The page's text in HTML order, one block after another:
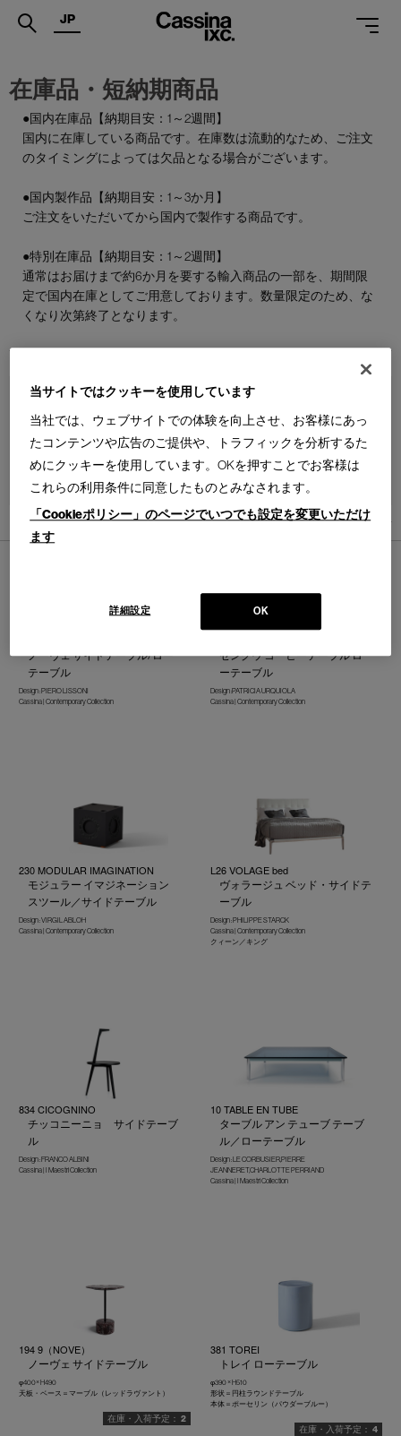
.
SERVICES
MAGAZINE
SUPPORT
SHOPS
CATALOGUES
ONLINE STORE
JP
在庫品・短納期商品
●国内在庫品【納期目安：1～2週間】
国内に在庫している商品です。在庫数は流動的なため、ご注文
のタイミングによっては欠品となる場合がございます。
●国内製作品【納期目安：1～3か月】
ご注文をいただいてから国内で製作する商品です。
●特別在庫品【納期目安：1～2週間】
通常はお届けまで約6か月を要する輸入商品の一部を、期間限
定で国内在庫としてご用意しております。数量限定のため、な
くなり次第終了となります。
並べ替え：
10件あります
ノーヴェ サイドテーブル/ロー
テーブル
Design : PIERO LISSONI
Cassina | Contemporary Collection
セングウ コーヒーテーブル ロ
ーテーブル
Design :PATRICIA URQUIOLA
Cassina | Contemporary Collection
230 MODULAR IMAGINATION
モジュラー イマジネーション
スツール／サイドテーブル
Design : VIRGIL ABLOH
Cassina | Contemporary Collection
L26 VOLAGE bed
ヴォラージュ ベッド・サイドテ
ーブル
Design : PHILIPPE STARCK
Cassina | Contemporary Collection
クィーン／キング
834 CICOGNINO
チッコニーニョ サイドテーブ
ル
Design : FRANCO ALBINI
Cassina | I Maestri Collection
10 TABLE EN TUBE
ターブル アン テューブ テーブ
ル／ローテーブル
Design : LE CORBUSIER,PIERRE
JEANNERET,CHARLOTTE PERRIAND
Cassina | I Maestri Collection
194 9（NOVE）
ノーヴェ サイドテーブル
φ400× H490
天板・ベース＝マーブル（レッドラヴァント）
2
381 TOREI
トレイ ローテーブル
φ390 × H510
形状＝円柱ラウンドテーブル
本体＝ポーセリン（パウダーブルー）
4
当サイトではクッキーを使用しています
当社では、ウェブサイトでの体験を向上させ、お客様にあっ
たコンテンツや広告のご提供や、トラフィックを分析するた
めにクッキーを使用しています。OKを押すことでお客様は
これらの利用条件に同意したものとみなされます。
「Cookieポリシー」のページでいつでも設定を変更いただけ
ます
OK
詳細設定